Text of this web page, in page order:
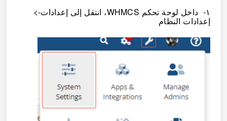
١- داخل لوحة تحكم WHMCS، انتقل إلى إعدادات->
إعدادات النظام